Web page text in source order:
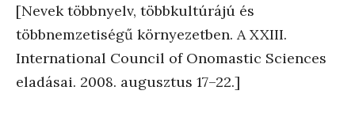
[Nevek többnyelv, többkultúrájú és
többnemzetiségű környezetben. A XXIII.
International Council of Onomastic Sciences
eladásai. 2008. augusztus 17–22.]